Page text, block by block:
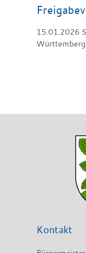
15.01.2026
Württemberg
Kontakt